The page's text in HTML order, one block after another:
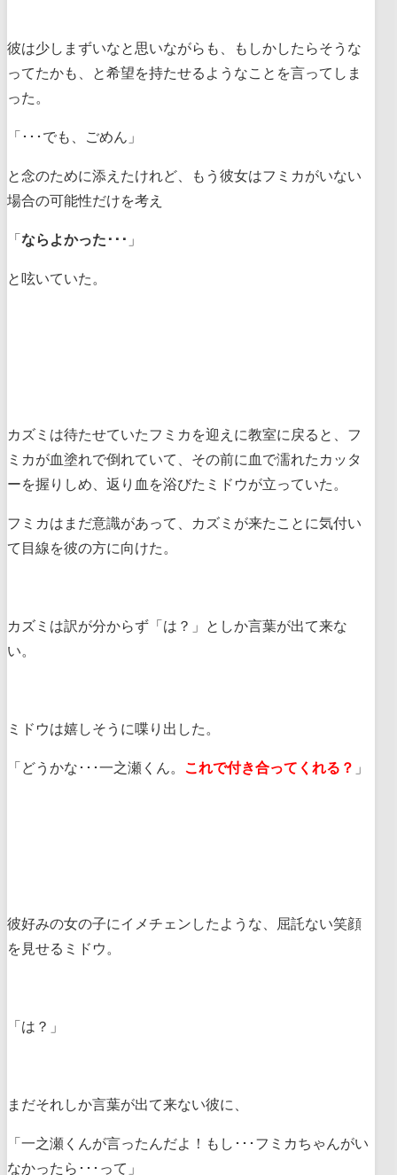
彼は少しまずいなと思いながらも、もしかしたらそうな
ってたかも、と希望を持たせるようなことを言ってしま
った。
「･･･でも、ごめん」
と念のために添えたけれど、もう彼女はフミカがいない
場合の可能性だけを考え
「 ならよかった･･･ 」
と呟いていた。
カズミは待たせていたフミカを迎えに教室に戻ると、フ
ミカが血塗れで倒れていて、その前に血で濡れたカッタ
ーを握りしめ、返り血を浴びたミドウが立っていた。
フミカはまだ意識があって、カズミが来たことに気付い
て目線を彼の方に向けた。
カズミは訳が分からず「は？」としか言葉が出て来な
い。
ミドウは嬉しそうに喋り出した。
「どうかな･･･一之瀬くん。 これで付き合ってくれる？ 」
彼好みの女の子にイメチェンしたような、屈託ない笑顔
を見せるミドウ。
「は？」
まだそれしか言葉が出て来ない彼に、
「一之瀬くんが言ったんだよ！もし･･･フミカちゃんがい
なかったら･･･って」